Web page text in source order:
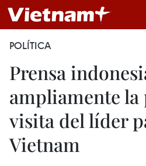
POLÍTICA
Prensa
ampliamente
visita del líder
Vietnam